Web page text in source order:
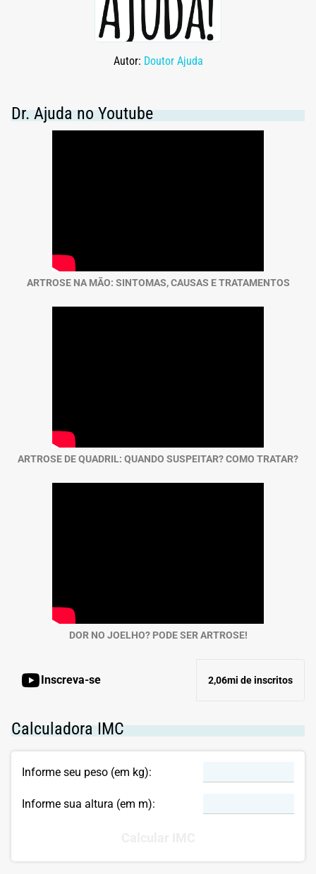
Autor: Doutor Ajuda
Dr. Ajuda no Youtube
ARTROSE NA MÃO: SINTOMAS, CAUSAS E TRATAMENTOS
ARTROSE DE QUADRIL: QUANDO SUSPEITAR? COMO TRATAR?
DOR NO JOELHO? PODE SER ARTROSE!
Inscreva-se 2,06mi de inscritos
Calculadora IMC
Informe seu peso (em kg):
Informe sua altura (em m):